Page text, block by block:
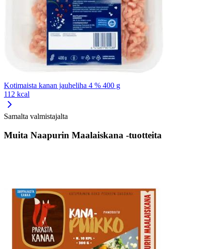
Kotimaista kanan jauheliha 4 % 400 g
112 kcal
Samalta valmistajalta
Muita Naapurin Maalaiskana -tuotteita